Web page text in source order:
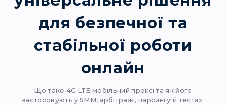
4G мобільні
універсальне
для безпечної